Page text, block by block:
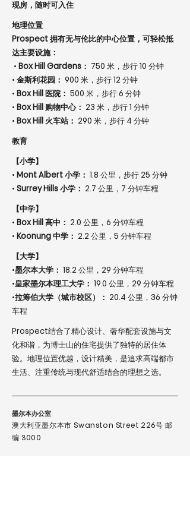
现房，随时可入住
地理位置
Prospect 拥有无与伦比的中心位置，可轻松抵
达主要设施：
• Box Hill Gardens：
750 米，步行 10 分钟
• 金斯利花园：
900 米，步行 12 分钟
• Box Hill 医院：
500 米，步行 6 分钟
• Box Hill 购物中心：
23 米，步行 1 分钟
• Box Hill 火车站： 290 米，步行 4 分钟
教育
【小学】
• Mont Albert 小学：
1.8 公里，步行 25 分钟
• Surrey Hills 小学： 2.7 公里，7 分钟车程
【中学】
• Box Hill 高中：
2.0 公里，6 分钟车程
• Koonung 中学： 2.2 公里，5 分钟车程
【大学】
•墨尔本大学：
18.2 公里，29 分钟车程
•皇家墨尔本理工大学：
19.0 公里，29 分钟车程
•拉筹伯大学（城市校区）：
20.4 公里，36 分钟
车程
Prospect结合了精心设计、奢华配套设施与文
化和谐，为博士山的住宅提供了独特的居住体
验。地理位置优越，设计精美，是追求高端都市
生活、注重传统与现代舒适结合的理想之选。
墨尔本办公室
澳大利亚墨尔本市 Swanston Street 226号 邮
编 3000